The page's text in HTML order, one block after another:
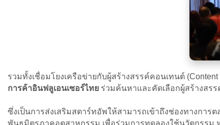
รวมทั้งเชื่อมโยงเครือข่ายกับผู้สร้างสรรค์คอนเทนต์
การค้าอินฟลูเอนเซอร์ไทย ร่วมค้นหาและคัดเลือกผู้สร้างสร
ซึ่งเป็นการส่งเสริมสตาร์ทอัพให้สามารถเข้าถึงช่องทางกา
พันธมิตรภาคอุตสาหกรรม เพื่อร่วมการทดลองใช้นวัตกรรม